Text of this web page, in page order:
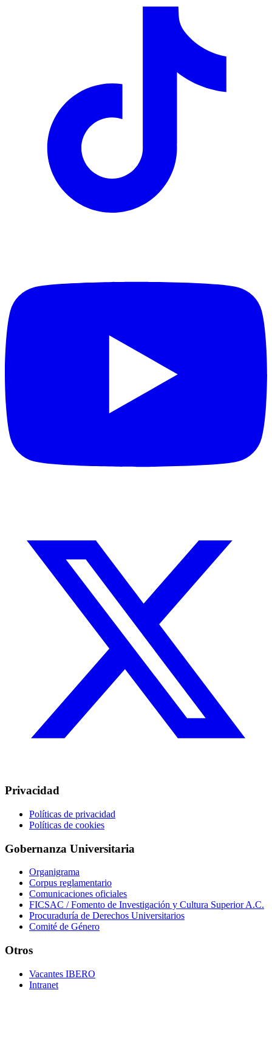
Privacidad
Políticas de privacidad
Políticas de cookies
Gobernanza Universitaria
Organigrama
Corpus reglamentario
Comunicaciones oficiales
FICSAC / Fomento de Investigación y Cultura Superior A.C.
Procuraduría de Derechos Universitarios
Comité de Género
Otros
Vacantes IBERO
Intranet